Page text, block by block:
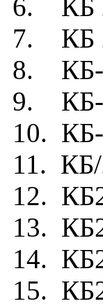
6. КБ
7. КБ
8. КБ-
9. КБ-
10.
11.
12.
13.
14.
15.